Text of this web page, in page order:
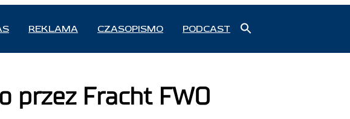
REKLAMA CZASOPISMO PODCAST
przez Fracht FWO